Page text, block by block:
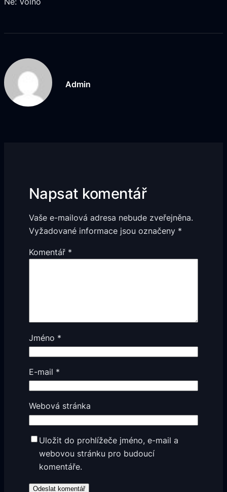
Admin
Napsat komentář
Vaše e-mailová adresa nebude zveřejněna.
Vyžadované informace jsou označeny *
Komentář *
Jméno *
E-mail *
Webová stránka
Uložit do prohlížeče jméno, e-mail a
webovou stránku pro budoucí
komentáře.